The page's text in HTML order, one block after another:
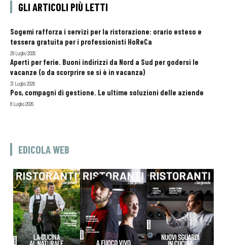
GLI ARTICOLI PIÙ LETTI
Sogemi rafforza i servizi per la ristorazione: orario esteso e
tessera gratuita per i professionisti HoReCa
29 Luglio 2026
Aperti per ferie. Buoni indirizzi da Nord a Sud per godersi le
vacanze (o da scorprire se si è in vacanza)
31 Luglio 2026
Pos, compagni di gestione. Le ultime soluzioni delle aziende
8 Luglio 2026
EDICOLA WEB